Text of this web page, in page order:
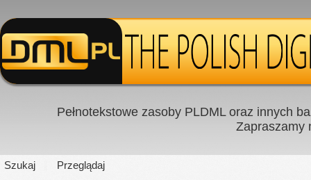
Pełnotekstowe zasoby PLDML oraz innych
Zapraszamy
Szukaj Przeglądaj